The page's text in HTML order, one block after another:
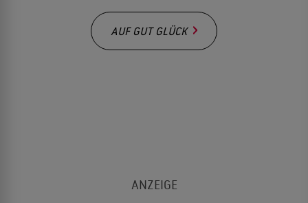
AUF GUT GLÜCK